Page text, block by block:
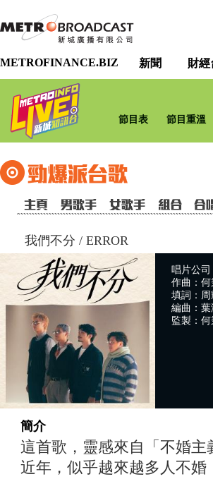
METROFINANCE.BIZ 新聞 財經
節目表 節目重溫
我們不分 / ERROR
唱片公
作曲：何
填詞：周
編曲：葉
監製：
簡介
這首歌，靈感來自「不婚主
近年，似乎越來越多人不